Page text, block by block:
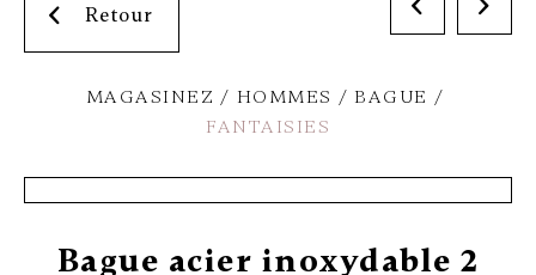
Retour
MAGASINEZ HOMMES
BAGUE
FANTAISIES
Bague acier inoxydable 2